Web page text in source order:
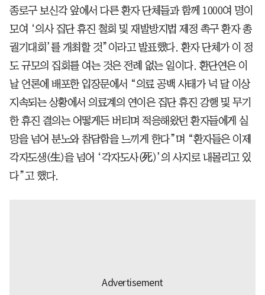
종로구 보신각 앞에서 다른 환자 단체들과 함께 1000여 명이
모여 ‘의사 집단 휴진 철회 및 재발방지법 제정 촉구 환자 총
궐기대회’를 개최할 것”이라고 발표했다. 환자 단체가 이 정
도 규모의 집회를 여는 것은 전례 없는 일이다. 환단연은 이
날 언론에 배포한 입장문에서 “의료 공백 사태가 넉 달 이상
지속되는 상황에서 의료계의 연이은 집단 휴진 강행 및 무기
한 휴진 결의는 어떻게든 버티며 적응해왔던 환자들에게 실
망을 넘어 분노와 참담함을 느끼게 한다”며 “환자들은 이제
각자도생(生)을 넘어 ‘각자도사(死)’의 사지로 내몰리고 있
다”고 했다.